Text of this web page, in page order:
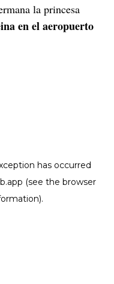
la princesa
en el aeropuerto